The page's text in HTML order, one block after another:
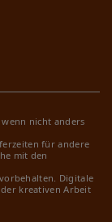
wenn nicht anders
für andere
mit den
Digitale
kreativen Arbeit